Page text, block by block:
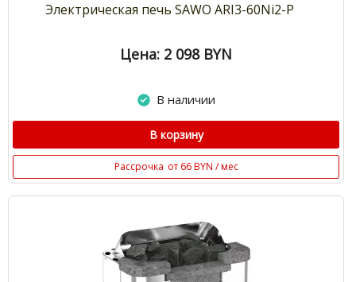
Электрическая печь SAWO ARI3-60Ni2-P
Цена: 2 098 BYN
В наличии
В корзину
Рассрочка от 66 BYN / мес